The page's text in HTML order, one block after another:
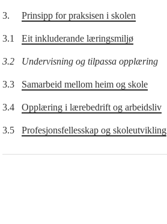
3. Prinsipp for praksisen i skolen
3.1 Eit inkluderande læringsmiljø
3.2 Undervisning og tilpassa opplæring
3.3 Samarbeid mellom heim og skole
3.4 Opplæring i lærebedrift og arbeidsliv
3.5 Profesjonsfellesskap og skoleutvikling